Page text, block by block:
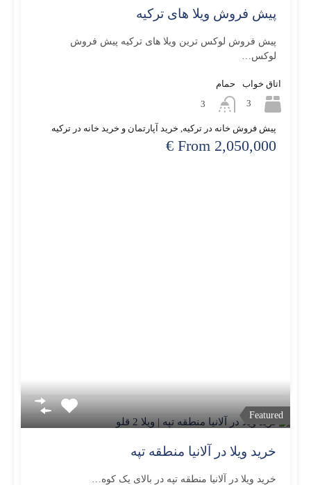
پیش فروش ویلا های ترکیه
پیش فروش لوکس ترین ویلا های ترکیه پیش فروش
لوکس…
اتاق خواب
3
حمام
3
پیش فروش خانه در ترکیه, خرید آپارتمان و خرید خانه در ترکیه
From 2,050,000 €
Featured
خرید ویلا در آلانیا منطقه تپه
خرید ویلا در آلانیا منطقه تپه در بالای یک کوه…